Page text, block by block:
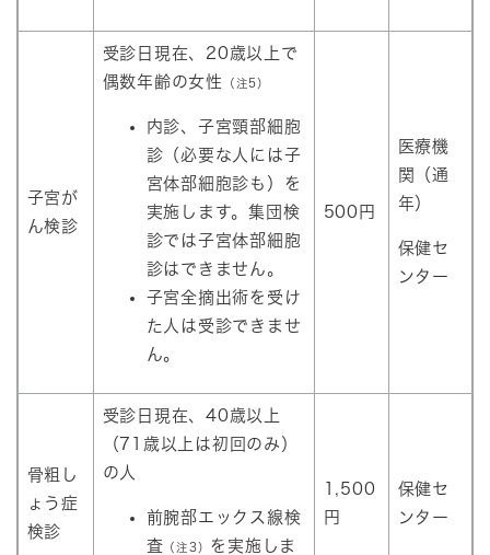
子宮が
ん検診
受診日現在、20歳以上で
偶数年齢の女性
（注5）
内診、子宮頸部細胞
診（必要な人には子
宮体部細胞診も）を
実施します。集団検
診では子宮体部細胞
診はできません。
子宮全摘出術を受け
た人は受診できませ
ん。
500円
医療機
関（通
年）
保健セ
ンター
骨粗し
ょう症
検診
受診日現在、40歳以上
（71歳以上は初回のみ）
の人
前腕部エックス線検
査 （注3） を実施しま
1,500
円
保健セ
ンター